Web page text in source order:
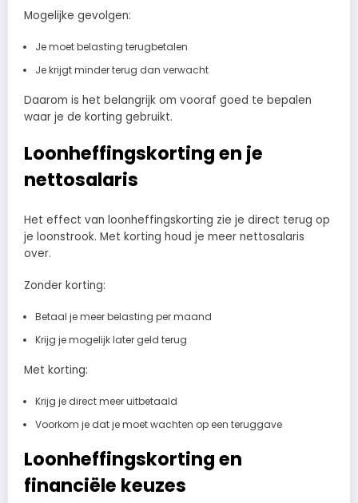
Mogelijke gevolgen:
Je moet belasting terugbetalen
Je krijgt minder terug dan verwacht
Daarom is het belangrijk om vooraf goed te bepalen
waar je de korting gebruikt.
Loonheffingskorting en je
nettosalaris
Het effect van loonheffingskorting zie je direct terug op
je loonstrook. Met korting houd je meer nettosalaris
over.
Zonder korting:
Betaal je meer belasting per maand
Krijg je mogelijk later geld terug
Met korting:
Krijg je direct meer uitbetaald
Voorkom je dat je moet wachten op een teruggave
Loonheffingskorting en
financiële keuzes